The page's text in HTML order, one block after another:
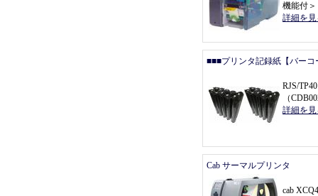
機能付
詳細を
■■■プリンタ記録紙【バー
RJS/
（
詳細を
Cab サーマルプリンタ
cab